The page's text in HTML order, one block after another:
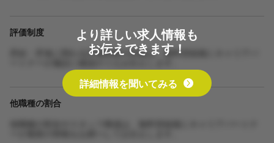
評価制度
昇給・昇進に関わる評価制度の詳細は、無料登録後にキャリアパ
他職種の割合
より詳しい求人情報も
お伝えできます！
詳細情報を聞いてみる